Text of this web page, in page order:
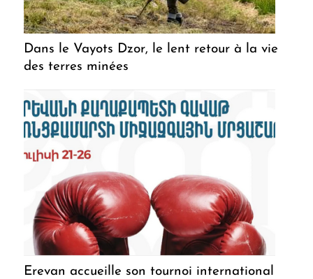
Dans le Vayots Dzor, le lent retour à la vie
des terres minées
Erevan accueille son tournoi international